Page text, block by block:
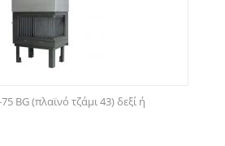
BG (πλαϊνό τζάμι 43) δεξί ή